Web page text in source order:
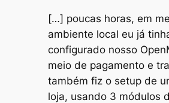
[…] poucas horas, em
ambiente local eu já
configurado nosso
meio de pagamento e
também fiz o setup de
loja, usando 3 módulos